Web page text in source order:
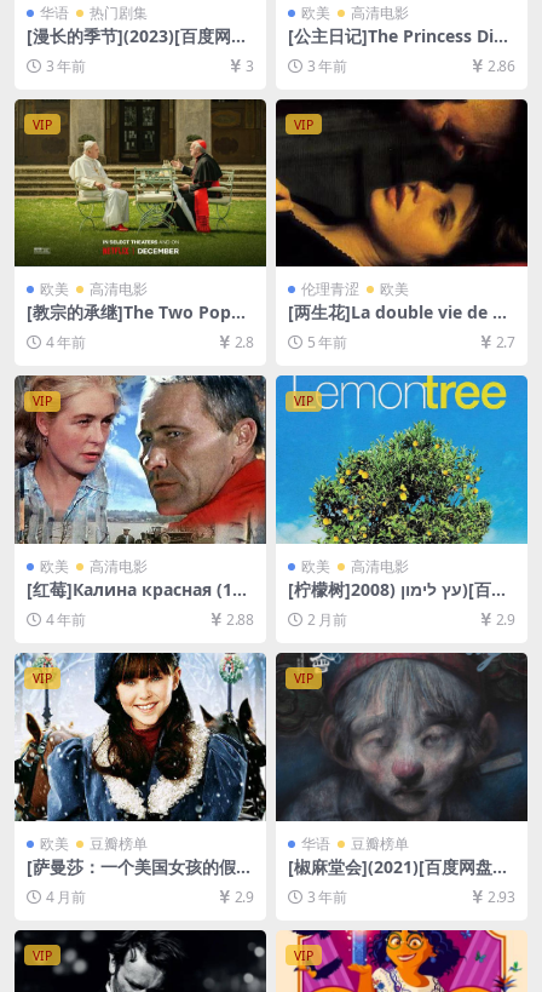
华语 热门剧集
[漫长的季节](2023)[百度网盘
+迅雷云盘+阿里云盘资源1080
P超清未删减][MP4/7GB][中
3 年前 3
欧美 高清电影
[公主日记]The Princess Diari
es (2001)[百度网盘+迅雷云盘
资源1080P超清未删减][MP4/
3 年前 2.86
VIP
欧美 高清电影
[教宗的承继]The Two Popes
(2019)[百度网盘+迅雷云盘资
源1080P超清未删减][MP4/7.
9GB][中英字幕]
4 年前 2.8
VIP
伦理青涩 欧美
[两生花]La double vie de Vé
ronique (1991)[百度网盘+迅
雷云盘资源1080P超清未删减]
[MP4/5.7GB][原声中字]【视
频文件+防和谐压缩包（含解
压密码）】
5 年前 2.7
VIP
欧美 高清电影
[红莓]Калина красная (197
4)[百度网盘+迅雷云盘资源10
80P超清][MP4/6.8GB][中文
字幕]
4 年前 2.88
VIP
欧美 高清电影
[柠檬树]עץ לימון (2008)[百度
网盘+夸克网盘1080P超清未
删减资源][网盘在线播放/下
载][MP4/5.6GB][中文字幕]
2 月前 2.9
VIP
欧美 豆瓣榜单
[萨曼莎：一个美国女孩的假
期]Samantha: An American
Girl Holiday (2004)[百度网盘
资源][网盘在线播放/下载][MP
4/5.8GB][中英字幕]
4 月前 2.9
VIP
华语 豆瓣榜单
[椒麻堂会](2021)[百度网盘
+夸克网盘资源1080P超清未
删减][MP4/11GB][中文字幕]
3 年前 2.93
VIP VIP